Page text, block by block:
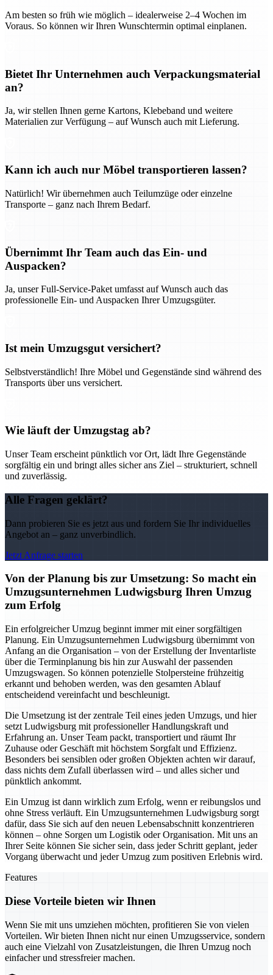
Am besten so früh wie möglich – idealerweise 2–4 Wochen im
Voraus. So können wir Ihren Wunschtermin optimal einplanen.
Bietet Ihr Unternehmen auch Verpackungsmaterial
an?
Ja, wir stellen Ihnen gerne Kartons, Klebeband und weitere
Materialien zur Verfügung – auf Wunsch auch mit Lieferung.
Kann ich auch nur Möbel transportieren lassen?
Natürlich! Wir übernehmen auch Teilumzüge oder einzelne
Transporte – ganz nach Ihrem Bedarf.
Übernimmt Ihr Team auch das Ein- und
Auspacken?
Ja, unser Full-Service-Paket umfasst auf Wunsch auch das
professionelle Ein- und Auspacken Ihrer Umzugsgüter.
Ist mein Umzugsgut versichert?
Selbstverständlich! Ihre Möbel und Gegenstände sind während des
Transports über uns versichert.
Wie läuft der Umzugstag ab?
Unser Team erscheint pünktlich vor Ort, lädt Ihre Gegenstände
sorgfältig ein und bringt alles sicher ans Ziel – strukturiert, schnell
und zuverlässig.
Alle Fragen geklärt?
Dann probieren Sie es jetzt aus und fordern Sie Ihr individuelles
Angebot an – ganz unverbindlich.
Jetzt Anfrage starten
Von der Planung bis zur Umsetzung: So macht ein
Umzugsunternehmen Ludwigsburg Ihren Umzug
zum Erfolg
Ein erfolgreicher Umzug beginnt immer mit einer sorgfältigen
Planung. Ein Umzugsunternehmen Ludwigsburg übernimmt von
Anfang an die Organisation – von der Erstellung der Inventarliste
über die Terminplanung bis hin zur Auswahl der passenden
Umzugswagen. So können potenzielle Stolpersteine frühzeitig
erkannt und behoben werden, was den gesamten Ablauf
entscheidend vereinfacht und beschleunigt.
Die Umsetzung ist der zentrale Teil eines jeden Umzugs, und hier
setzt Ludwigsburg mit professioneller Handlungskraft und
Erfahrung an. Unser Team packt, transportiert und räumt Ihr
Zuhause oder Geschäft mit höchstem Sorgfalt und Effizienz.
Besonders bei sensiblen oder großen Objekten achten wir darauf,
dass nichts dem Zufall überlassen wird – und alles sicher und
pünktlich ankommt.
Ein Umzug ist dann wirklich zum Erfolg, wenn er reibungslos und
ohne Stress verläuft. Ein Umzugsunternehmen Ludwigsburg sorgt
dafür, dass Sie sich auf den neuen Lebensabschnitt konzentrieren
können – ohne Sorgen um Logistik oder Organisation. Mit uns an
Ihrer Seite können Sie sicher sein, dass jeder Schritt geplant, jeder
Vorgang überwacht und jeder Umzug zum positiven Erlebnis wird.
Features
Diese Vorteile bieten wir Ihnen
Wenn Sie mit uns umziehen möchten, profitieren Sie von vielen
Vorteilen. Wir bieten Ihnen nicht nur einen Umzugsservice, sondern
auch eine Vielzahl von Zusatzleistungen, die Ihren Umzug noch
einfacher und stressfreier machen.